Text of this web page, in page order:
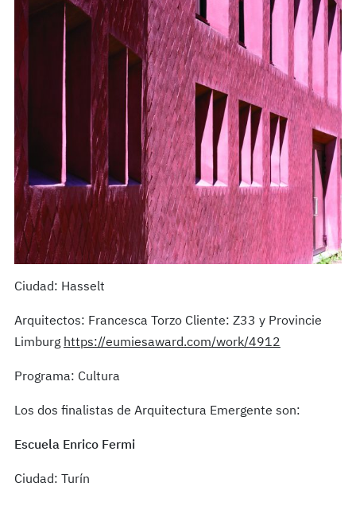
Ciudad: Hasselt
Arquitectos: Francesca Torzo Cliente: Z33 y Provincie
Limburg https://eumiesaward.com/work/4912
Programa: Cultura
Los dos finalistas de Arquitectura Emergente son:
Escuela Enrico Fermi
Ciudad: Turín